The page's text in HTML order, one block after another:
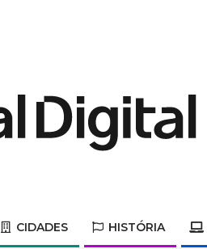
Primary
CIDADES HISTÓRIA